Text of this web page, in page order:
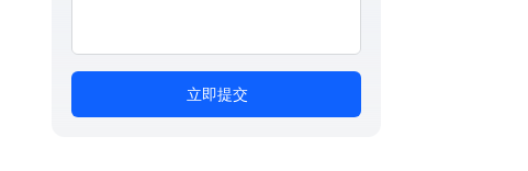
立即提交